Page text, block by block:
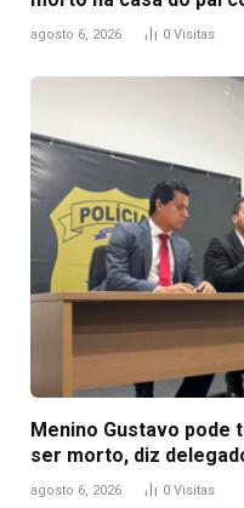
agosto 6, 2026 0 Visitas
Menino Gustavo pode
ser morto, diz
agosto 6, 2026 0 Visitas